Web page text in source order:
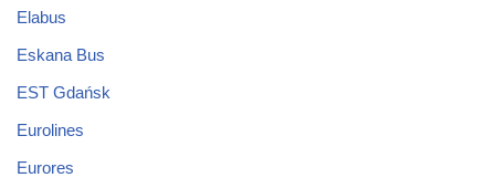
Elabus
Eskana Bus
EST Gdańsk
Eurolines
Eurores